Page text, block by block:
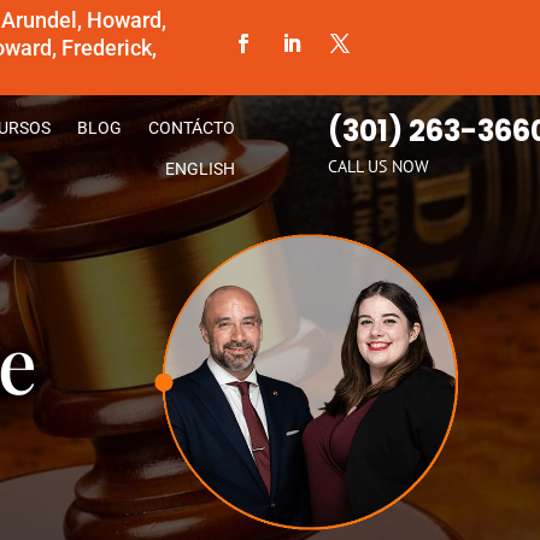
Howard,
Frederick,
BLOG CONTÁCTO
ENGLISH
(301) 263-
CALL US NOW